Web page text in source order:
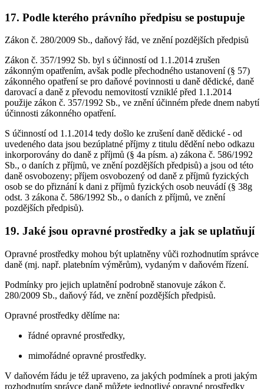
17. Podle kterého právního předpisu se postupuje
Zákon č. 280/2009 Sb., daňový řád, ve znění pozdějších předpisů
Zákon č. 357/1992 Sb. byl s účinností od 1.1.2014 zrušen
zákonným opatřením, avšak podle přechodného ustanovení (§ 57)
zákonného opatření se pro daňové povinnosti u daně dědické, daně
darovací a daně z převodu nemovitostí vzniklé před 1.1.2014
použije zákon č. 357/1992 Sb., ve znění účinném přede dnem nabytí
účinnosti zákonného opatření.
S účinností od 1.1.2014 tedy došlo ke zrušení daně dědické - od
uvedeného data jsou bezúplatné příjmy z titulu dědění nebo odkazu
inkorporovány do daně z příjmů (§ 4a písm. a) zákona č. 586/1992
Sb., o daních z příjmů, ve znění pozdějších předpisů) a jsou od této
daně osvobozeny; příjem osvobozený od daně z příjmů fyzických
osob se do přiznání k dani z příjmů fyzických osob neuvádí (§ 38g
odst. 3 zákona č. 586/1992 Sb., o daních z příjmů, ve znění
pozdějších předpisů).
19. Jaké jsou opravné prostředky a jak se uplatňují
Opravné prostředky mohou být uplatněny vůči rozhodnutím správce
daně (mj. např. platebním výměrům), vydaným v daňovém řízení.
Podmínky pro jejich uplatnění podrobně stanovuje zákon č.
280/2009 Sb., daňový řád, ve znění pozdějších předpisů.
Opravné prostředky dělíme na:
řádné opravné prostředky,
mimořádné opravné prostředky.
V daňovém řádu je též upraveno, za jakých podmínek a proti jakým
rozhodnutím správce daně můžete jednotlivé opravné prostředky